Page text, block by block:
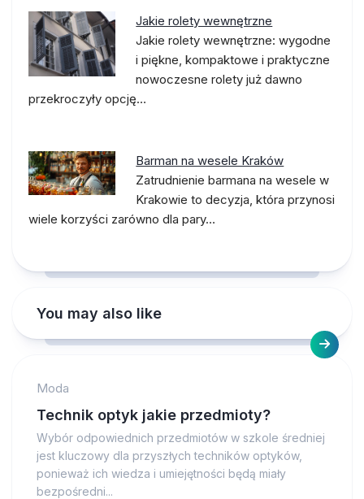
Jakie rolety wewnętrzne
Jakie rolety wewnętrzne: wygodne
i piękne, kompaktowe i praktyczne
nowoczesne rolety już dawno
przekroczyły opcję…
Barman na wesele Kraków
Zatrudnienie barmana na wesele w
Krakowie to decyzja, która przynosi
wiele korzyści zarówno dla pary…
You may also like
Moda
Technik optyk jakie przedmioty?
Wybór odpowiednich przedmiotów w szkole średniej
jest kluczowy dla przyszłych techników optyków,
ponieważ ich wiedza i umiejętności będą miały
bezpośredni...